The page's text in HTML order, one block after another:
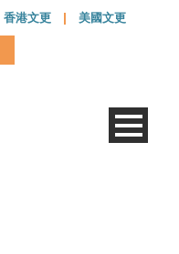
香港文更 | 美國文更